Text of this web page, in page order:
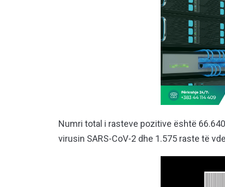
Numri total i rasteve pozitive është
virusin SARS-CoV-2 dhe 1.575 raste të